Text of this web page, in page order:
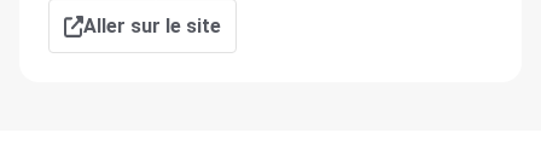
Aller sur le site